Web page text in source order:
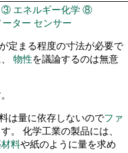
③ エネルギー化学 ⑧
ーター センサー
定まる程度の寸法が必要で
物性を議論するのは無意
は量に依存しないのでファ
。 化学工業の製品には、
料や紙のように量を求め